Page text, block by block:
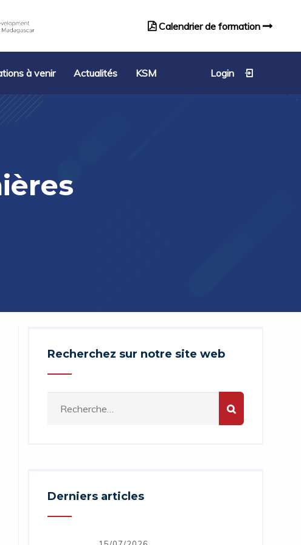
Calendrier de formation
à venir Actualités KSM Login
Recherchez sur notre site web
Derniers articles